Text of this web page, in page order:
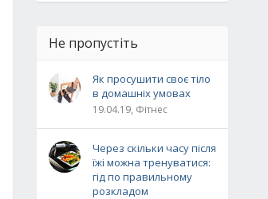
Не пропустіть
Як просушити своє тіло
в домашніх умовах
19.04.19, Фітнес
Через скільки часу після
їжі можна тренуватися:
гід по правильному
розкладом